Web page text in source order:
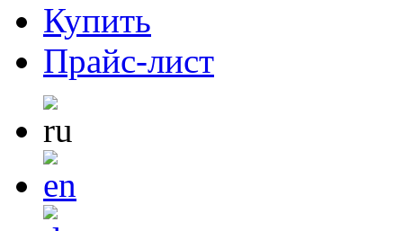
Купить
Прайс-лист